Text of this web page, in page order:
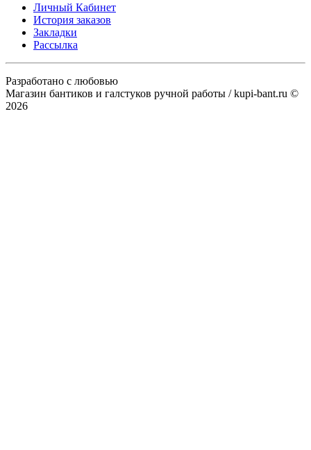
Личный Кабинет
История заказов
Закладки
Рассылка
Разработано с любовью
Магазин бантиков и галстуков ручной работы / kupi-bant.ru ©
2026